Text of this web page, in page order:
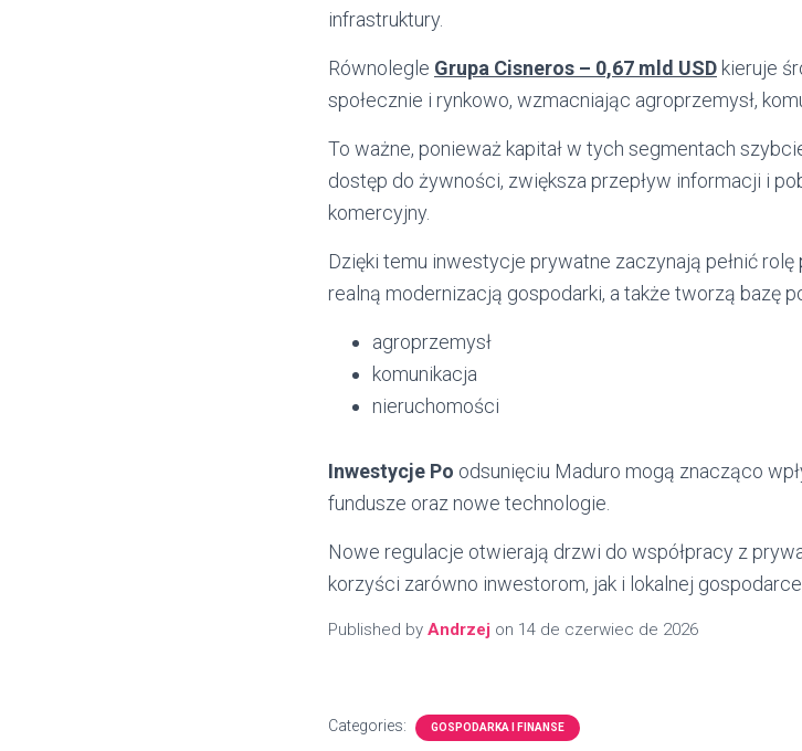
infrastruktury.
Równolegle Grupa Cisneros – 0,67 mld USD kieruje
społecznie i rynkowo, wzmacniając agroprzemysł,
To ważne, ponieważ kapitał w tych segmentach
dostęp do żywności, zwiększa przepływ informacji i
komercyjny.
Dzięki temu inwestycje prywatne zaczynają pełnić
realną modernizacją gospodarki, a także tworzą bazę
agroprzemysł
komunikacja
nieruchomości
Inwestycje Po odsunięciu Maduro mogą znacząco
fundusze oraz nowe technologie.
Nowe regulacje otwierają drzwi do współpracy z
korzyści zarówno inwestorom, jak i lokalnej gospodarce.
Published by Andrzej on 14 de czerwiec de 2026
Categories: GOSPODARKA I FINANSE